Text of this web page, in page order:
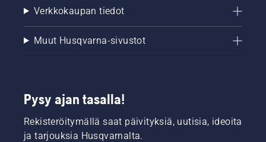
Verkkokaupan tiedot
Muut Husqvarna-sivustot
Pysy ajan tasalla!
Rekisteröitymällä saat päivityksiä, uutisia, ideoita
ja tarjouksia Husqvarnalta.